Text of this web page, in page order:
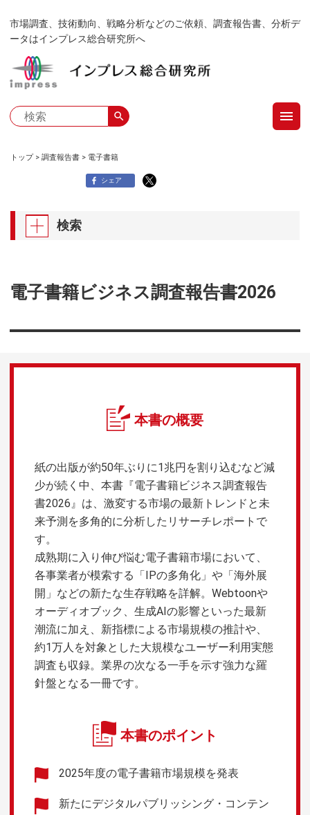
ン
ン
市場調査、技術動向、戦略分析などのご依頼、調査報告書、分析デ
ータはインプレス総合研究所へ
search menu
トップ 調査報告書 電子書籍
シェア
検索
電子書籍ビジネス調査報告書2026
本書の概要
紙の出版が約50年ぶりに1兆円を割り込むなど減
少が続く中、本書『電子書籍ビジネス調査報告
書2026』は、激変する市場の最新トレンドと未
来予測を多角的に分析したリサーチレポートで
す。
成熟期に入り伸び悩む電子書籍市場において、
各事業者が模索する「IPの多角化」や「海外展
開」などの新たな生存戦略を詳解。Webtoonや
オーディオブック、生成AIの影響といった最新
潮流に加え、新指標による市場規模の推計や、
約1万人を対象とした大規模なユーザー利用実態
調査も収録。業界の次なる一手を示す強力な羅
針盤となる一冊です。
本書のポイント
2025年度の電子書籍市場規模を発表
新たにデジタルパブリッシング・コンテン